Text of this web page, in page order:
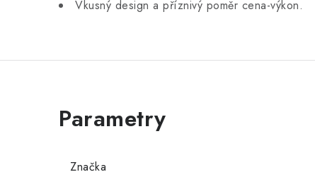
Vkusný design a příznivý poměr cena-výkon.
Značka